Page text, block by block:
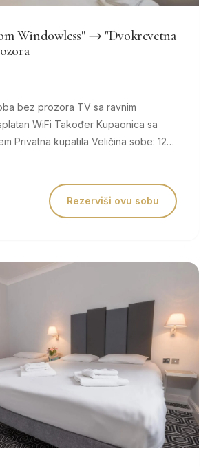
Windowless" → "Dvokrevetna
prozora TV sa ravnim
12
Rezerviši ovu sobu